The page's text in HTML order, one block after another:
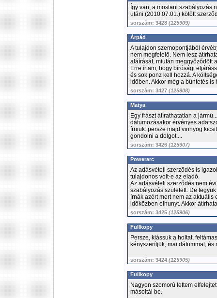
Így van, a mostani szabályozás
utáni (2010.07.01.) kötött
sorszám: 3428 (125909)
Árpád
A tulajdon szemopontjából
nem megfelelő. Nem lesz
aláírását, miután meggyőződött
Erre írtam, hogy bírósági
és sok ponz kell hozzá. A
időben. Akkor még a büntetés is
sorszám: 3427 (125908)
Matya
Egy frászt átírathatatlan a
dátumozásakor érvényes
írniuk..persze majd vinnyog
gondolni a dolgot....
sorszám: 3426 (125907)
Powerarc
Az adásvételi szerződés is
tulajdonos volt-e az eladó.
Az adásvételi szerződés nem
szabályozás született. De
írnák azért mert nem az
időközben elhunyt. Akkor
sorszám: 3425 (125906)
Fullkopy
Persze, kiássuk a holtat,
kényszerítjük, mai dátummal, és
sorszám: 3424 (125905)
Fullkopy
Nagyon szomorú lettem
másoltál be.